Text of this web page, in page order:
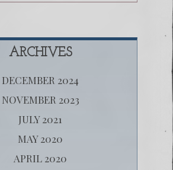
ARCHIVES
DECEMBER 2024
NOVEMBER 2023
JULY 2021
MAY 2020
APRIL 2020